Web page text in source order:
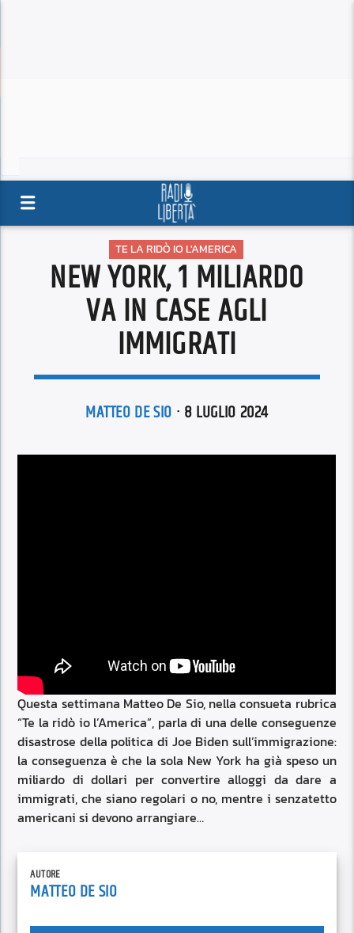
TE LA RIDÒ IO L'AMERICA
NEW YORK, 1 MILIARDO
VA IN CASE AGLI
IMMIGRATI
MATTEO DE SIO · 8 LUGLIO 2024
Questa settimana Matteo De Sio, nella consueta rubrica
“Te la ridò io l’America”, parla di una delle conseguenze
disastrose della politica di Joe Biden sull’immigrazione:
la conseguenza è che la sola New York ha già speso un
miliardo di dollari per convertire alloggi da dare a
immigrati, che siano regolari o no, mentre i senzatetto
americani si devono arrangiare…
AUTORE
MATTEO DE SIO